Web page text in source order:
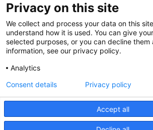
English
Kies
Copyright 2016 - Kies op maat
Privacy on this site
We collect and process your data on this
understand how it is used. You can give
selected purposes, or you can decline them
information, see our privacy policy.
Analytics
Accept all
Consent details Privacy policy